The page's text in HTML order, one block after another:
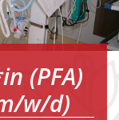
(PFA)
w/d)